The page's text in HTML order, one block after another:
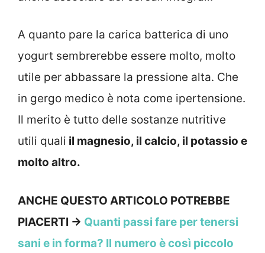
A quanto pare la carica batterica di uno
yogurt sembrerebbe essere molto, molto
utile per abbassare la pressione alta. Che
in gergo medico è nota come ipertensione.
Il merito è tutto delle sostanze nutritive
utili quali il magnesio, il calcio, il potassio e
molto altro.
ANCHE QUESTO ARTICOLO POTREBBE
PIACERTI -> Quanti passi fare per tenersi
sani e in forma? Il numero è così piccolo